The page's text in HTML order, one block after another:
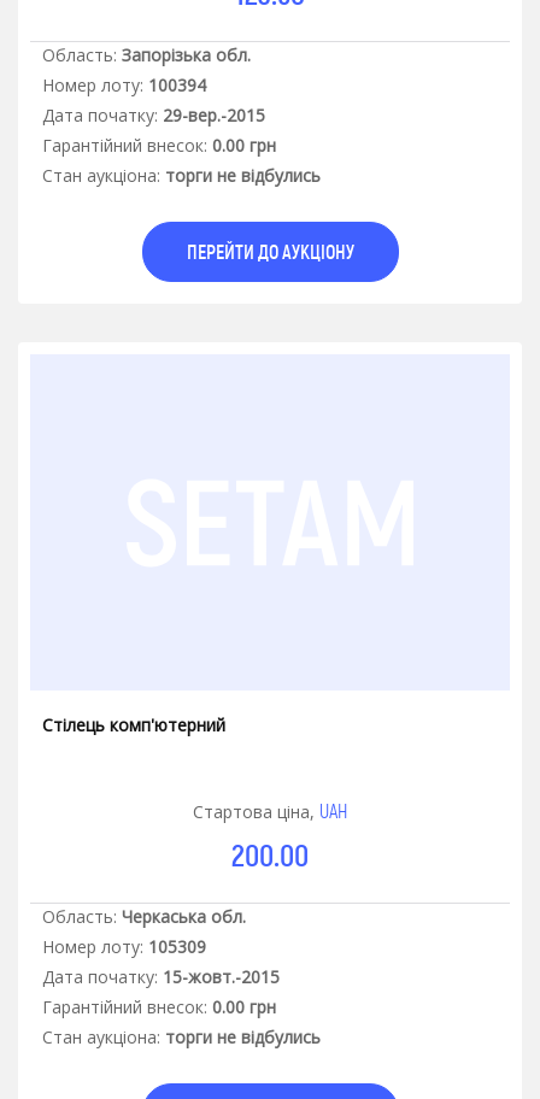
Область: Запорізька обл.
Номер лоту: 100394
Дата початку: 29-вер.-2015
Гарантiйний внесок: 0.00 грн
Стан аукцiона: торги не відбулись
ПЕРЕЙТИ ДО АУКЦІОНУ
Стілець комп'ютерний
Стартова ціна, UAH
200.00
Область: Черкаська обл.
Номер лоту: 105309
Дата початку: 15-жовт.-2015
Гарантiйний внесок: 0.00 грн
Стан аукцiона: торги не відбулись